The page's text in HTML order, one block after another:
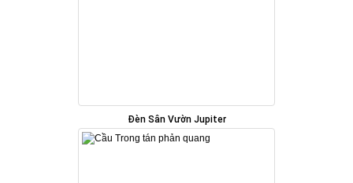
Đèn Sân Vườn Jupiter